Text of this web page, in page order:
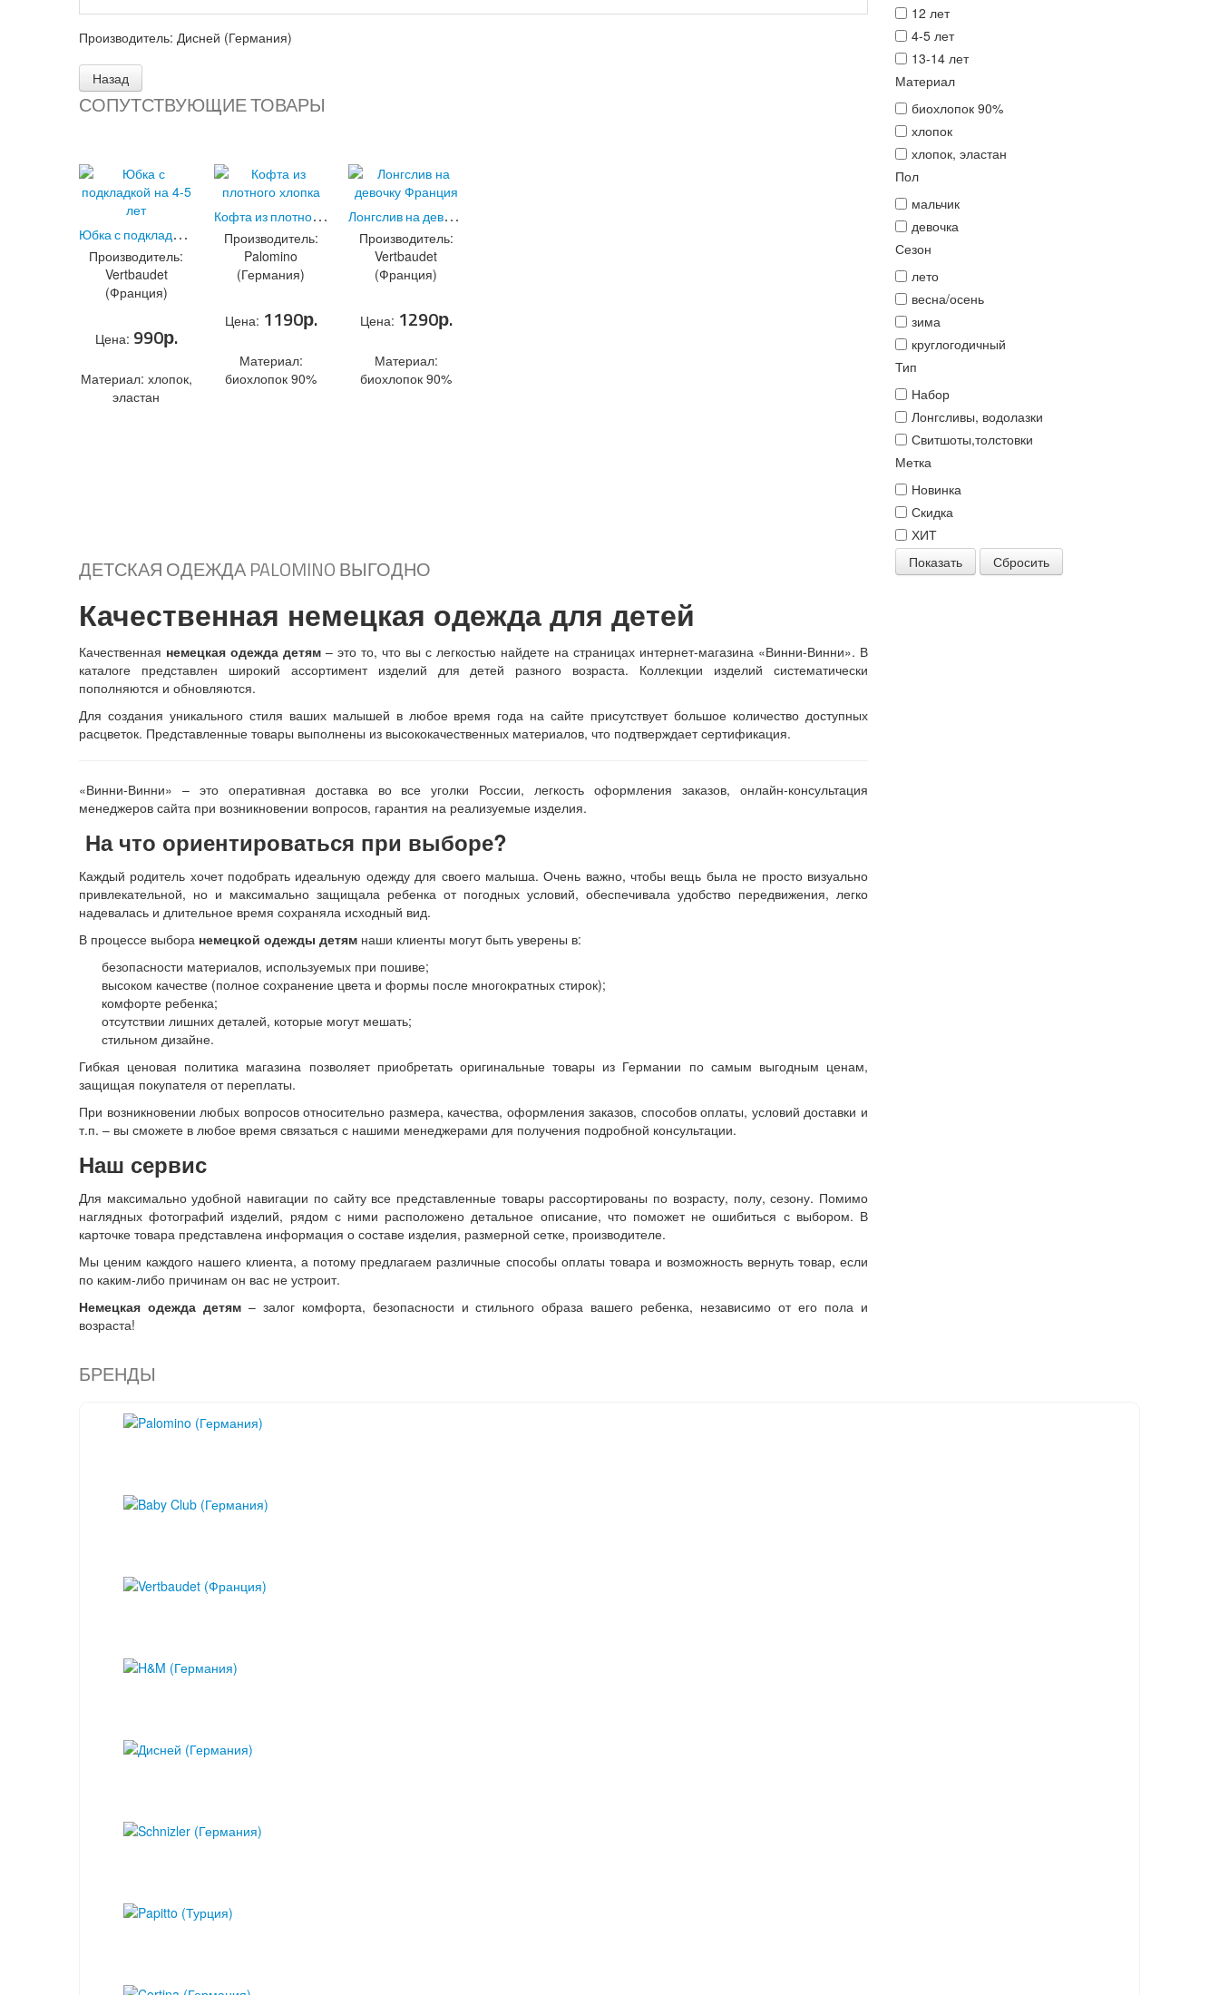
Производитель: Дисней (Германия)
СОПУТСТВУЮЩИЕ ТОВАРЫ
Ю
бка с подкладкой на 4-5 лет (Код:8173.1
Производитель:
Vertbaudet
(Франция)
Цена: 990р.
Материал: хлопок,
эластан
К
офта из плотного хлопка (Код:9126)
Производитель:
Palomino
(Германия)
Цена: 1190р.
Материал:
биохлопок 90%
Л
онгслив на девочку Франция
Производитель:
Vertbaudet
(Франция)
Цена: 1290р.
Материал:
биохлопок 90%
Copyright
MAXXmarketing
GmbH
JoomShopping
Download
ДЕТСКАЯ ОДЕЖДА PALOMINO ВЫГОДНО
Качественная немецкая одежда для детей
Качественная немецкая одежда детям – это то, что вы с легкостью найдете на страницах интернет-магазина «Винни-Винни». В
каталоге представлен широкий ассортимент изделий для детей разного возраста. Коллекции изделий систематически
пополняются и обновляются.
Для создания уникального стиля ваших малышей в любое время года на сайте присутствует большое количество доступных
расцветок. Представленные товары выполнены из высококачественных материалов, что подтверждает сертификация.
«Винни-Винни» – это оперативная доставка во все уголки России, легкость оформления заказов, онлайн-консультация
менеджеров сайта при возникновении вопросов, гарантия на реализуемые изделия.
На что ориентироваться при выборе?
Каждый родитель хочет подобрать идеальную одежду для своего малыша. Очень важно, чтобы вещь была не просто визуально
привлекательной, но и максимально защищала ребенка от погодных условий, обеспечивала удобство передвижения, легко
надевалась и длительное время сохраняла исходный вид.
В процессе выбора немецкой одежды детям наши клиенты могут быть уверены в:
безопасности материалов, используемых при пошиве;
высоком качестве (полное сохранение цвета и формы после многократных стирок);
комфорте ребенка;
отсутствии лишних деталей, которые могут мешать;
стильном дизайне.
Гибкая ценовая политика магазина позволяет приобретать оригинальные товары из Германии по самым выгодным ценам,
защищая покупателя от переплаты.
При возникновении любых вопросов относительно размера, качества, оформления заказов, способов оплаты, условий доставки и
т.п. – вы сможете в любое время связаться с нашими менеджерами для получения подробной консультации.
Наш сервис
Для максимально удобной навигации по сайту все представленные товары рассортированы по возрасту, полу, сезону. Помимо
наглядных фотографий изделий, рядом с ними расположено детальное описание, что поможет не ошибиться с выбором. В
карточке товара представлена информация о составе изделия, размерной сетке, производителе.
Мы ценим каждого нашего клиента, а потому предлагаем различные способы оплаты товара и возможность вернуть товар, если
по каким-либо причинам он вас не устроит.
Немецкая одежда детям– залог комфорта, безопасности и стильного образа вашего ребенка, независимо от его пола и
возраста!
12 лет
4-5 лет
13-14 лет
Материал
биохлопок 90%
хлопок
хлопок, эластан
Пол
мальчик
девочка
Сезон
лето
весна/осень
зима
круглогодичный
Тип
Набор
Лонгсливы, водолазки
Свитшоты,толстовки
Метка
Новинка
Скидка
ХИТ
Показать
Сбросить
БРЕНДЫ